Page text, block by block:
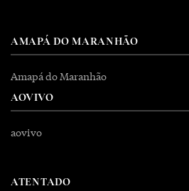
AMAPÁ DO MARANHÃO
Amapá do Maranhão
AOVIVO
aovivo
ATENTADO